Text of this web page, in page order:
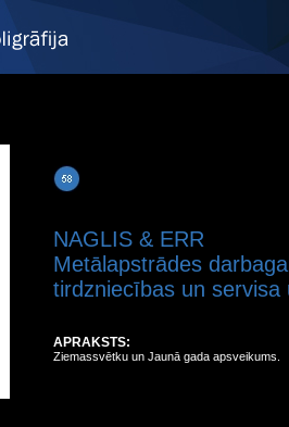
NAGLIS & ERR
Metālapstrādes
tirdzniecības un servisa
APRAKSTS:
Ziemassvētku un Jaunā gada apsveikums.